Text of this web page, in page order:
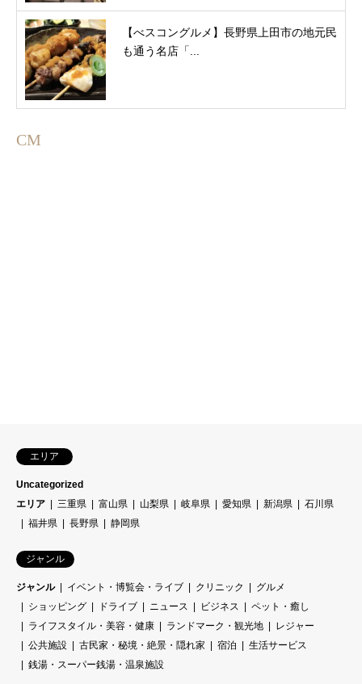
【べスコングルメ】長野県上田市の地元民
も通う名店「...
CM
エリア
Uncategorized
エリア
三重県 富山県 山梨県 岐阜県 愛知県 新潟県
石川県
福井県
長野県 静岡県
ジャンル
ジャンル イベント・博覧会・ライブ クリニック
グルメ
ショッピング
ドライブ ニュース ビジネス
ペット・癒し
ライフスタイル・美容・健康
ランドマーク・観光地
レジャー
公共施設
古民家・秘境・絶景・隠れ家 宿泊
生活サービス
銭湯・スーパー銭湯・温泉施設